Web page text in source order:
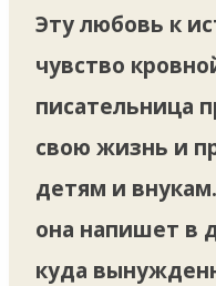
Эту любовь к
чувство
писательница
свою жизнь и
детям и
она напишет в
куда